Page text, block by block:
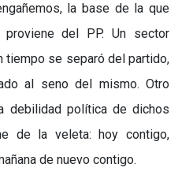
la base de la que
proviene del PP. Un sector
tiempo se separó del partido,
al seno del mismo. Otro
debilidad política de dichos
de la veleta: hoy contigo,
de nuevo contigo.